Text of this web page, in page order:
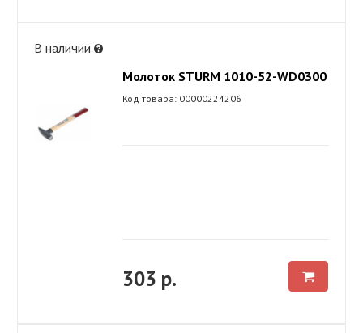
В наличии
Молоток STURM 1010-52-WD0300
Код товара: 00000224206
303 р.